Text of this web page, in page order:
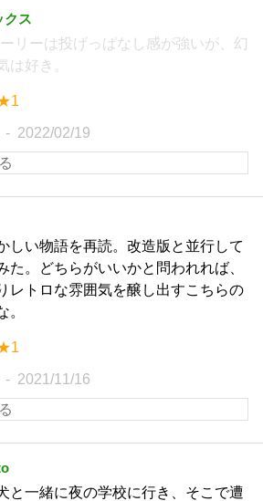
クス
リーは投げっぱなし感が強いが、幻
は好き。
2022/02/19
しい物語を再読。改造版と並行して
た。どちらがいいかと問われれば、
レトロな雰囲気を醸し出すこちらの
。
2021/11/16
と一緒に夜の学校に行き、そこで遭